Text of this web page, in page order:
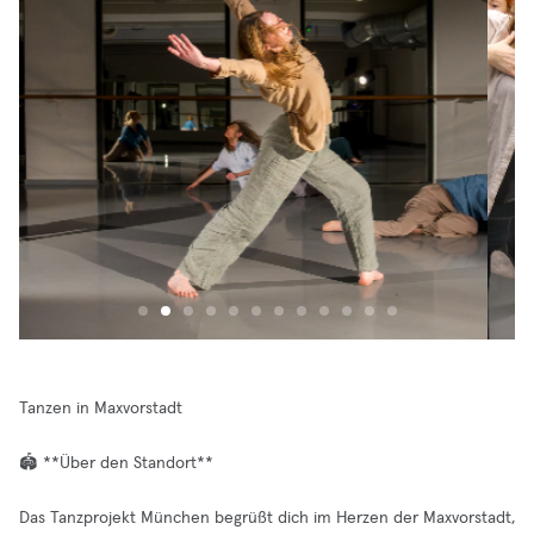
Tanzen in Maxvorstadt
🏟️ **Über den Standort**
Das Tanzprojekt München begrüßt dich im Herzen der Maxvorstadt,